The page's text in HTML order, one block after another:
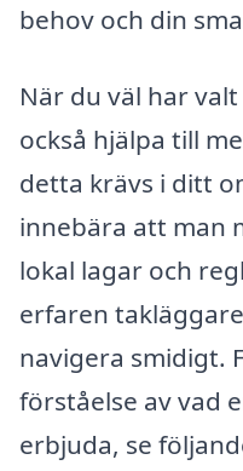
behov och din
När du väl har
också hjälpa till
detta krävs i ditt
innebära att man
lokal lagar och
erfaren
navigera smidigt.
förståelse av vad
erbjuda, se